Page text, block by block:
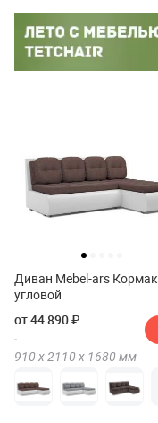
Диван Mebel-ars Кормак
угловой
от 44 890 ₽
910 х2110 х 1680 мм